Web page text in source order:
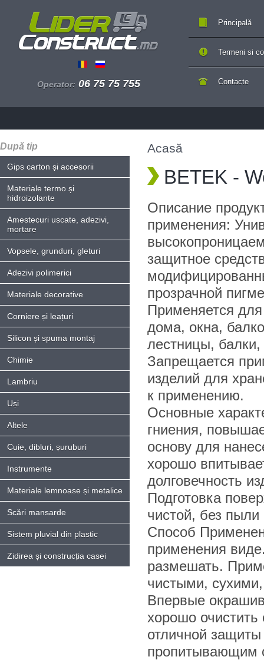
Operator: 06 75 75 755
Principală
Contacte
Termeni si
După tip
Gips carton și accesorii
Materiale termo și
hidroizolante
Amestecuri uscate, adezivi,
mortare
Vopsele, grunduri, gleturi
Adezivi polimerici
Materiale decorative
Corniere și leațuri
Silicon și spuma montaj
Chimie
Lambriu
Uși
Altele
Cuie, dibluri, șuruburi
Instrumente
Materiale lemnoase și metalice
Scări mansarde
Sistem pluvial din plastic
Zidirea și construcția casei
Acasă
BETEK -
Описание
применения:
защитное
прозрачной
Применяется
дома, окна,
лестницы, балки,
Запрещается
изделий для
к применению.
Основные
гниения,
основу для
хорошо
долговечность
Подготовка
чистой, без
Способ
применения
размешать.
чистыми,
Впервые
хорошо
отличной
пропитывающим